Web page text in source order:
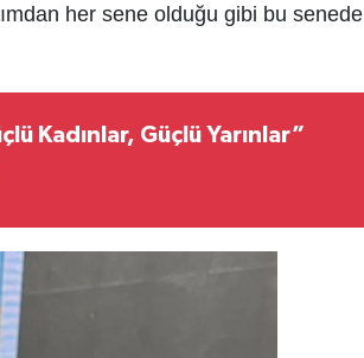
her sene olduğu gibi bu senede
Kadınlar, Güçlü Yarınlar”